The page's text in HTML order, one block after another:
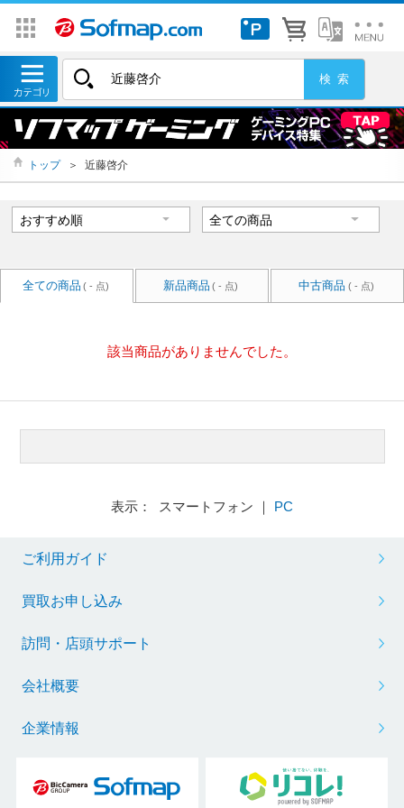
トップ ＞ 近藤啓介
全ての商品 ( - 点) 新品商品 ( - 点) 中古商品 ( - 点)
該当商品がありませんでした。
表示： スマートフォン ｜ PC
ご利用ガイド
買取お申し込み
訪問・店頭サポート
会社概要
企業情報